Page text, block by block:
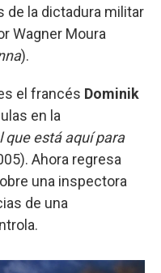
de la dictadura militar
Wagner Moura
).
el francés Dominik
en la
que está aquí para
Ahora regresa
una inspectora
de una